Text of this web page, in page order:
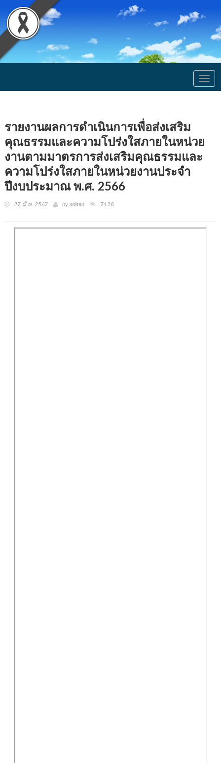
รายงานผลการดำเนินการเพื่อส่งเสริม
คุณธรรมและความโปร่งใสภายในหน่วย
งานตามมาตรการส่งเสริมคุณธรรมและ
ความโปร่งใสภายในหน่วยงานประจำ
ปีงบประมาณ พ.ศ. 2566
27 มี.ค. 2567 by admin 7128